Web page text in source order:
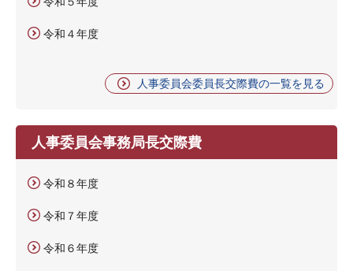
令和４年度
人事委員会委員長交際費の一覧を見る
人事委員会事務局長交際費
令和８年度
令和７年度
令和６年度